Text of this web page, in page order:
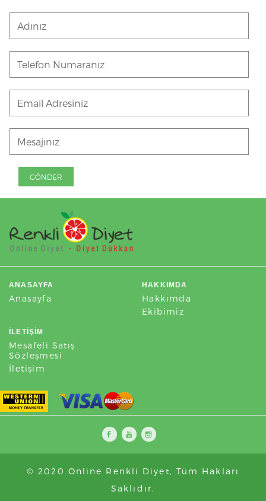
ANASAYFA
Anasayfa
HAKKIMDA
Hakkımda
Ekibimiz
İLETIŞIM
Mesafeli Satış
Sözleşmesi
İletişim
© 2020 Online Renkli Diyet, Tüm Hakları
Saklıdır.